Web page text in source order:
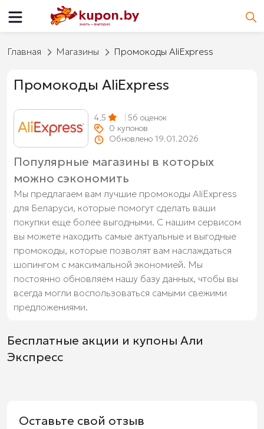
Главная Магазины Промокоды AliExpress
Промокоды AliExpress
4,5 56 оценок
0 купонов
Обновлено 19.01.2026
Популярные магазины в которых
можно сэкономить
Мы предлагаем вам лучшие промокоды AliExpress
для Беларуси, которые помогут сделать ваши
покупки еще более выгодными. С нашим сервисом
вы можете находить самые актуальные и выгодные
промокоды, которые позволят вам наслаждаться
шопингом с максимальной экономией. Мы
постоянно обновляем нашу базу данных, чтобы вы
всегда могли воспользоваться самыми свежими
предложениями.
Бесплатные акции и купоны Али
Экспресс
Оставьте свой отзыв